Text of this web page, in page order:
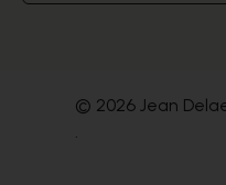
© 2026 Jean
.